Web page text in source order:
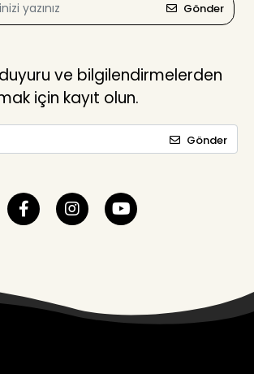
Gönder
ve bilgilendirmelerden
için kayıt olun.
Gönder